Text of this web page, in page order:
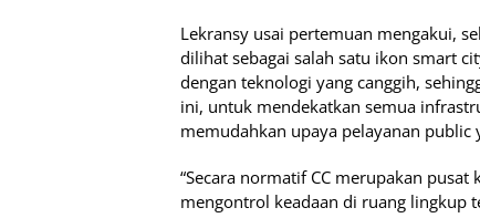
Lekransy usai pertemuan mengakui,
dilihat sebagai salah satu ikon smart
dengan teknologi yang canggih,
ini, untuk mendekatkan semua
memudahkan upaya pelayanan public
“Secara normatif CC merupakan pusat
mengontrol keadaan di ruang lingkup